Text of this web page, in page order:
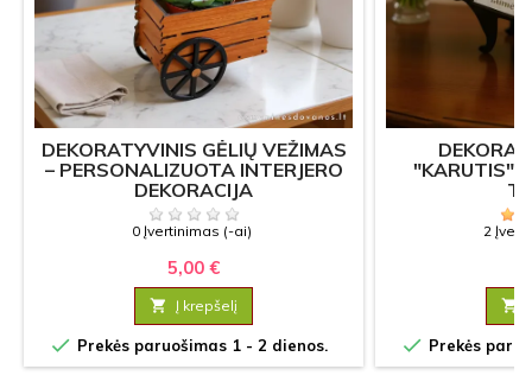
DEKORATYVINIS GĖLIŲ VEŽIMAS
– PERSONALIZUOTA INTERJERO
DEKORACIJA
0 Įvertinimas (-ai)
5,00 €
 Į krepšelį
 Prekės paruošimas 1 - 2 dienos.
"KARUTIS"
2

 Prekės